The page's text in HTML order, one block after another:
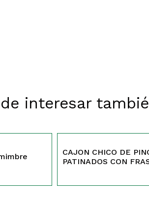
interesar
CAJON CHICO DE
PATINADOS CON